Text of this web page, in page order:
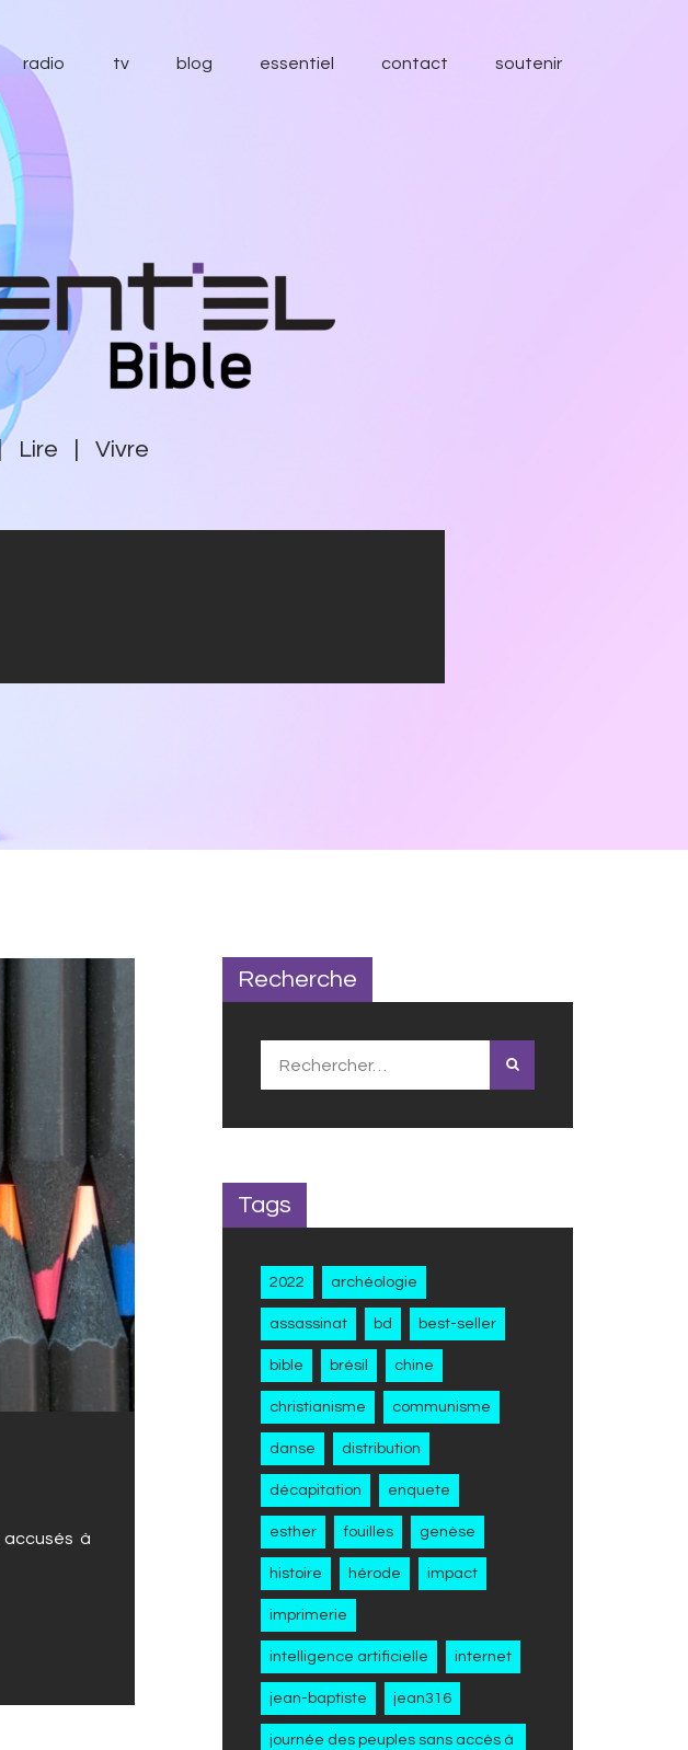
radio tv blog essentiel contact soutenir
Lire | Vivre
à
Recherche
Tags
2022 archéologie
assassinat bd best-seller
bible brésil chine
christianisme communisme
danse distribution
décapitation enquete
esther fouilles genèse
histoire hérode impact
imprimerie
intelligence artificielle internet
jean-baptiste jean316
journée des peuples sans accès à